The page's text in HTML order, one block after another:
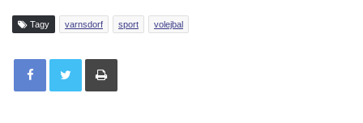
Tagy varnsdorf sport volejbal
Tisknout